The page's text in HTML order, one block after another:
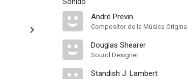
André Previn
Compositor de la Música Original
Douglas Shearer
Sound Designer
Standish J. Lambert